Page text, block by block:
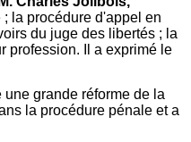
la procédure d'appel en
du juge des libertés ; la
profession. Il a exprimé le
grande réforme de la
la procédure pénale et a